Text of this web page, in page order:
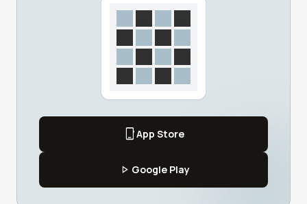
phone_iphoneApp Store
play_arrow Google Play